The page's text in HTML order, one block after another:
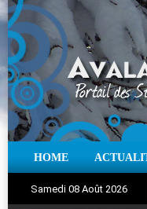
HOME
Samedi 08 Août 2026